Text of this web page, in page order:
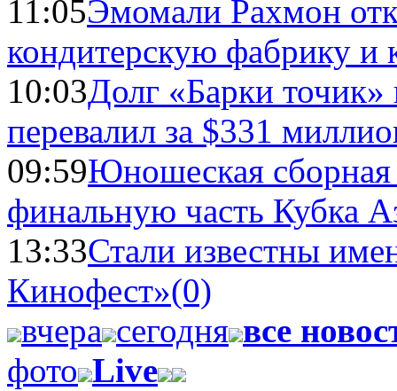
11:05Эмомали Рахмон
кондитерскую фабрику и
10:03Долг «Барки
перевалил за $331
09:59Юношеская
финальную часть Кубка
13:33Стали известны
Кинофест»(0)
вчера сегодня все
фото Live